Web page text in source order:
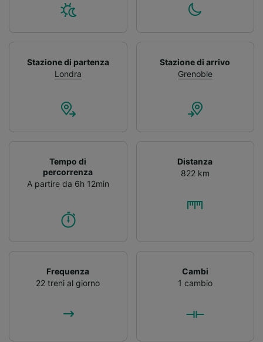
Stazione di partenza
Londra
Stazione di arrivo
Grenoble
Tempo di
percorrenza
A partire da 6h 12min
Distanza
822 km
Frequenza
22 treni al giorno
Cambi
1 cambio